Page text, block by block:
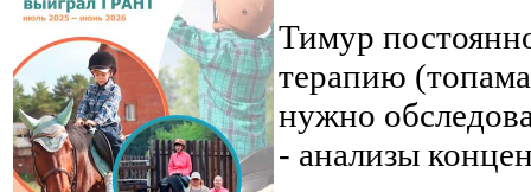
Тимур
терапию
нужно
- анализы